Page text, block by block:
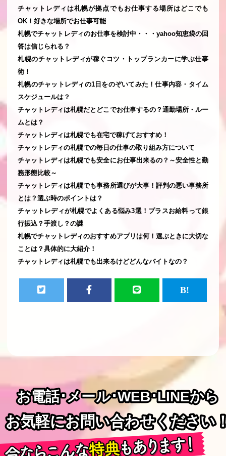
チャットレディは札幌が拠点でもお仕事する場所はどこでも
OK！好きな場所でお仕事可能
札幌でチャットレディのお仕事を検討中・・・yahoo知恵袋の回
答は信じられる？
札幌のチャットレディが稼ぐコツ・トップランカーに学ぶ仕事
術！
札幌のチャットレディの1日をのぞいてみた！仕事内容・タイム
スケジュールは？
チャットレディは札幌だとどこでお仕事するの？通勤場所・ルー
ムとは？
チャットレディは札幌でも在宅で稼げておすすめ！
チャットレディの札幌での毎日の仕事の取り組み方について
チャットレディは札幌でも安全にお仕事出来るの？～安全性と勤
務形態比較～
チャットレディは札幌でも事務所選びが大事！評判の悪い事務所
とは？選ぶ時のポイントは？
チャットレディが札幌でよくある悩み3選！プラスお給料って銀
行振込？手渡し？の謎
札幌でチャットレディのおすすめアプリは何！選ぶときに大切な
ことは？具体的に大紹介！
チャットレディは札幌でも出来るけどどんなバイトなの？
お電話･メール･WEB･LINEから
お電話･メール･WEB･LINEから
お気軽にお問い合わせください
お気軽にお問い合わせください